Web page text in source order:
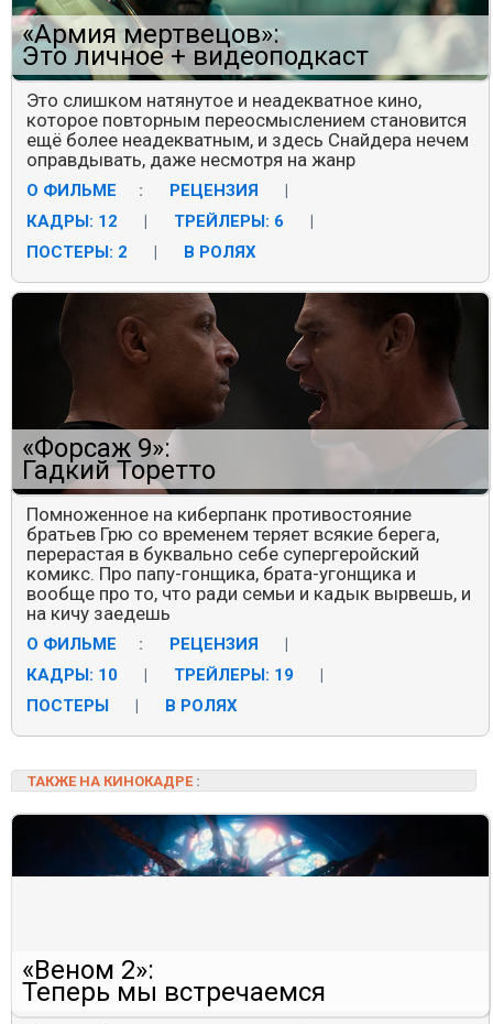
«Армия мертвецов»:
Это личное + видеоподкаст
Это слишком натянутое и неадекватное кино,
которое повторным переосмыслением становится
ещё более неадекватным, и здесь Снайдера нечем
оправдывать, даже несмотря на жанр
О ФИЛЬМЕ : РЕЦЕНЗИЯ
|
КАДРЫ: 12
| ТРЕЙЛЕРЫ: 6
|
ПОСТЕРЫ: 2
| В РОЛЯХ
«Форсаж 9»:
Гадкий Торетто
Помноженное на киберпанк противостояние
братьев Грю со временем теряет всякие берега,
перерастая в буквально себе супергеройский
комикс. Про папу-гонщика, брата-угонщика и
вообще про то, что ради семьи и кадык вырвешь, и
на кичу заедешь
О ФИЛЬМЕ : РЕЦЕНЗИЯ
|
КАДРЫ: 10
| ТРЕЙЛЕРЫ: 19
|
ПОСТЕРЫ
| В РОЛЯХ
ТАКЖЕ НА КИНОКАДРЕ :
«Веном 2»:
Теперь мы встречаемся